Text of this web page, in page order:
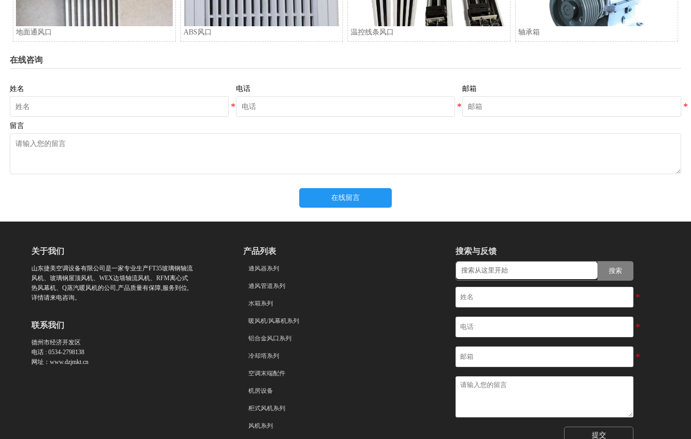
地面通风口 ABS风口 温控线条风口 轴承箱
在线咨询
姓名 电话 邮箱
留言
在线留言
关于我们
山东捷美空调设备有限公司是一家专业生产FT35玻璃钢轴流
风机、玻璃钢屋顶风机、WEX边墙轴流风机、RFM离心式
热风幕机、Q蒸汽暖风机的公司,产品质量有保障,服务到位,
详情请来电咨询。
联系我们
德州市经济开发区
电话 : 0534-2798138
网址：www.dzjmkt.cn
产品列表
通风器系列
通风管道系列
水箱系列
暖风机/风幕机系列
铝合金风口系列
冷却塔系列
空调末端配件
机房设备
柜式风机系列
风机系列
搜索与反馈
搜索
提交